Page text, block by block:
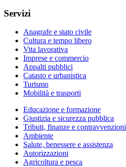
Servizi
Anagrafe e stato civile
Cultura e tempo libero
Vita lavorativa
Imprese e commercio
Appalti pubblici
Catasto e urbanistica
Turismo
Mobilità e trasporti
Educazione e formazione
Giustizia e sicurezza pubblica
Tributi, finanze e contravvenzioni
Ambiente
Salute, benessere e assistenza
Autorizzazioni
Agricoltura e pesca